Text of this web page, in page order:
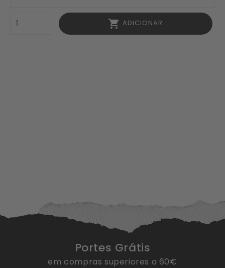
 ADICIONAR
Portes Grátis
em compras superiores a 60€